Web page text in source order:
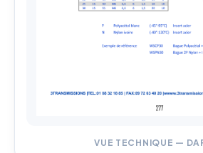
VUE TECHNIQUE —